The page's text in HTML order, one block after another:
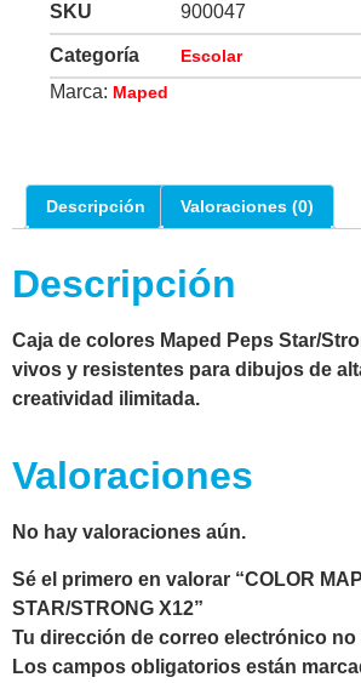
SKU 900047
Categoría Escolar
Marca: Maped
Descripción Valoraciones (0)
Descripción
Caja de colores Maped Peps Star/
vivos y resistentes para dibujos de
creatividad ilimitada.
Valoraciones
No hay valoraciones aún.
Sé el primero en valorar “COLOR
STAR/STRONG X12”
Tu dirección de correo electrónico
Los campos obligatorios están